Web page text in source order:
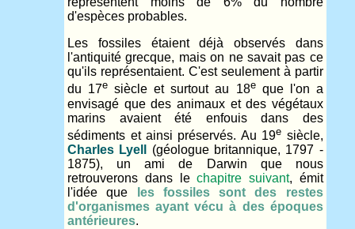
d'espèces probables.
Les fossiles étaient déjà observés dans
l'antiquité grecque, mais on ne savait pas ce
qu'ils représentaient. C'est seulement à partir
du 17e siècle et surtout au 18eque l'on a
envisagé que des animaux et des végétaux
marins avaient été enfouis dans des
sédiments et ainsi préservés. Au 19e siècle,
Charles Lyell
(géologue britannique, 1797 -
1875), un ami de Darwin que nous
retrouverons dans lechapitre suivant, émit
l'idée que
les fossiles sont des restes
d'organismes ayant vécu à des époques
antérieures.